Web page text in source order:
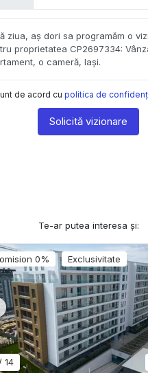
de acord cu politica de
Solicită vizionare
Te-ar putea interesa și:
0% Exclusivitate
14